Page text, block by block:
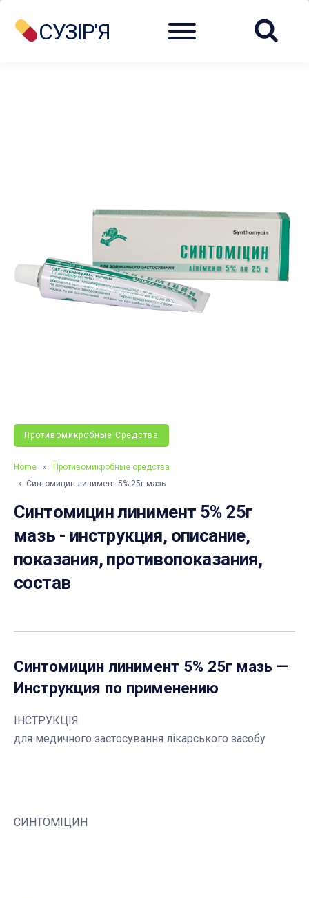
СУЗІР'Я Menu
Противомикробные Средства
Home »
Противомикробные средства
» Синтомицин линимент 5% 25г мазь
Синтомицин линимент 5% 25г
мазь - инструкция, описание,
показания, противопоказания,
состав
Синтомицин линимент 5% 25г мазь —
Инструкция по применению
ІНСТРУКЦІЯ
для медичного застосування лікарського засобу
СИНТОМІЦИН